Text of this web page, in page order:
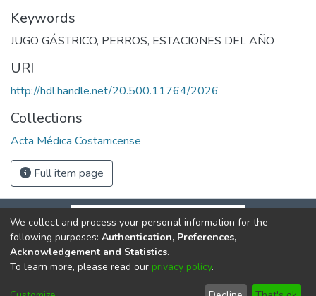
Keywords
JUGO GÁSTRICO, PERROS, ESTACIONES DEL AÑO
URI
http://hdl.handle.net/20.500.11764/2026
Collections
Acta Médica Costarricense
Full item page
DSpace softwarecopyright © 2002-2026
Cookie End User Send
We collect and process your personal information for the
following purposes: Authentication, Preferences,
Acknowledgement and Statistics.
To learn more, please read our privacy policy.